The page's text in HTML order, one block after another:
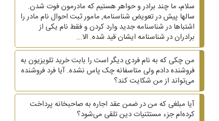
سلام، ما چند برادر و حواهر هستیم که مادرمون فوت شدن.
سالها پیش در تعویض شناسنامه, مامور ثبت احوال نام مادر را
اشتباها در شناسنامه جدید وارد کردن و فقط نام یکی از
برادران در شناسنامه ایشان قید شده. الا...
من چکی که به نام فردی دیگر است را بابت خرید تلویزیون به
فروشنده دادم ولی متاسفانه چک پاس نشده. آیا فرد فروشنده
می‌تواند از من شکایت کند؟
آیا مبلغی که من در ضمن عقد اجاره به صاحبخانه پرداخت
کرده‌ام جزء مستثنیات دین تلقی می‌شود؟